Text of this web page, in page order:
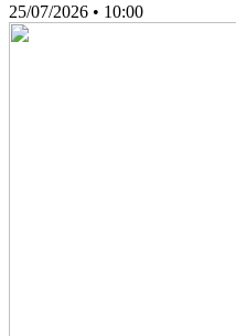
25/07/2026 • 10:00